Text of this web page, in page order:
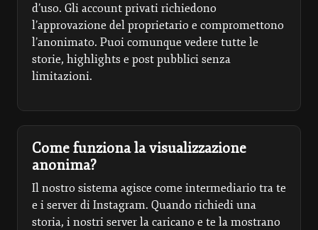
d’uso. Gli account privati richiedono
l’approvazione del proprietario e compromettono
l’anonimato. Puoi comunque vedere tutte le
storie, highlights e post pubblici senza
limitazioni.
Come funziona la visualizzazione
anonima?
Il nostro sistema agisce come intermediario tra te
e i server di Instagram. Quando richiedi una
storia, i nostri server la caricano e te la mostrano